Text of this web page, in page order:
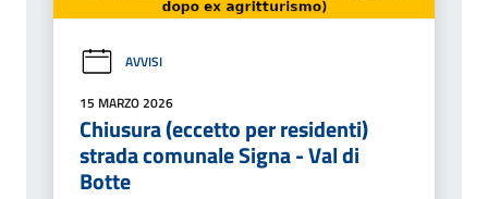
AVVISI
15 MARZO 2026
Chiusura (eccetto per residenti)
strada comunale Signa - Val di
Botte